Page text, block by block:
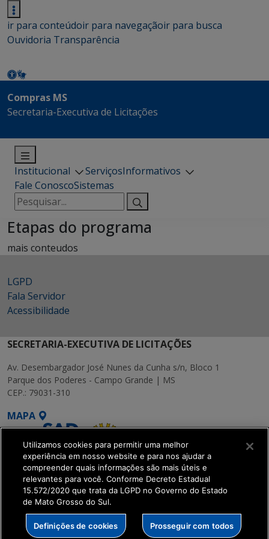
ir para conteúdoir para navegaçãoir para busca
Ouvidoria Transparência
Compras MS
Secretaria-Executiva de Licitações
Institucional ServiçosInformativos
Fale ConoscoSistemas
Pesquisar
por:
Etapas do programa
mais conteudos
LGPD
Fala Servidor
Acessibilidade
SECRETARIA-EXECUTIVA DE LICITAÇÕES
Av. Desembargador José Nunes da Cunha s/n, Bloco 1
Parque dos Poderes - Campo Grande | MS
CEP.: 79031-310
MAPA
SETDIG | Secretaria-
Executiva de
Transformação Digital
Utilizamos cookies para permitir uma melhor
experiência em nosso website e para nos ajudar a
compreender quais informações são mais úteis e
relevantes para você. Conforme Decreto Estadual
15.572/2020 que trata da LGPD no Governo do Estado
de Mato Grosso do Sul.
Definições de cookies Prosseguir com todos